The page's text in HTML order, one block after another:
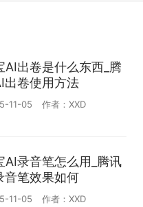
AI出卷是什么东西_腾
出卷使用方法
11-05 作者：XXD
AI录音笔怎么用_腾讯
音笔效果如何
11-05 作者：XXD